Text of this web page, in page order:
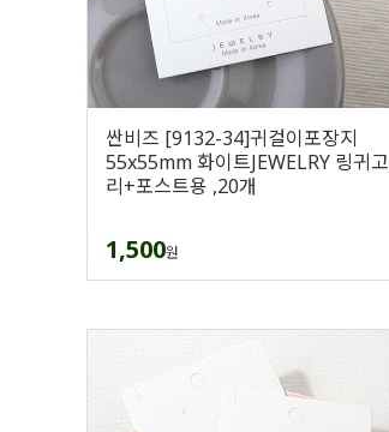
싼비즈 [9132-34]귀걸이포장지
55x55mm 화이트JEWELRY 링귀고
리+포스트용 ,20개
1,500원